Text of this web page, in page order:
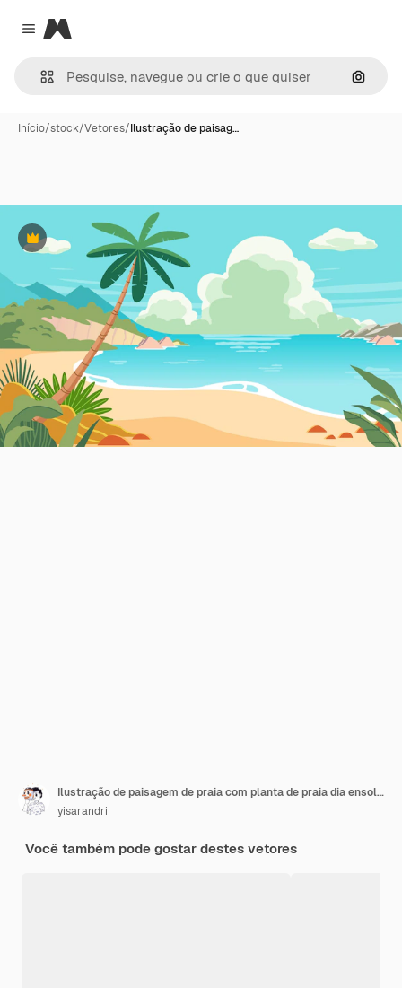
Close menu
Magnific
Início/stock/Vetores/Ilustração de paisag…
Premium
Ilustração de paisagem de praia com planta de praia dia ensolarado no verão com céu azul e nuvens
yisarandri
Você também pode gostar destes vetores